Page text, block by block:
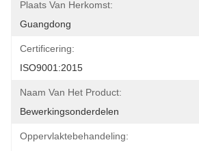
Plaats Van Herkomst:
Guangdong
Certificering:
ISO9001:2015
Naam Van Het Product:
Bewerkingsonderdelen
Oppervlaktebehandeling: